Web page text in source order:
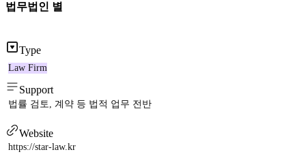
법무법인 별
Type
Law Firm
Support
법률 검토, 계약 등 법적 업무 전반
Website
https://star-law.kr